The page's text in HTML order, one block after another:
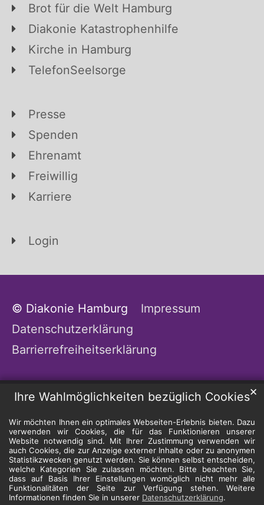
Ihre Wahlmöglichkeiten bezüglich Cookies
Wir möchten Ihnen ein optimales Webseiten-Erlebnis bieten. Dazu
verwenden wir Cookies, die für das Funktionieren unserer
Website notwendig sind. Mit Ihrer Zustimmung verwenden wir
auch Cookies, die zur Anzeige externer Inhalte oder zu anonymen
Statistikzwecken genutzt werden. Sie können selbst entscheiden,
welche Kategorien Sie zulassen möchten. Bitte beachten Sie,
dass auf Basis Ihrer Einstellungen womöglich nicht mehr alle
Funktionalitäten der Seite zur Verfügung stehen. Weitere
Informationen finden Sie in unserer Datenschutzerklärung.
✕
Brot für die Welt Hamburg
Diakonie Katastrophenhilfe
Kirche in Hamburg
TelefonSeelsorge
Presse
Spenden
Ehrenamt
Freiwillig
Karriere
Login
© Diakonie Hamburg
Impressum
Datenschutzerklärung
Barrierrefreiheitserklärung